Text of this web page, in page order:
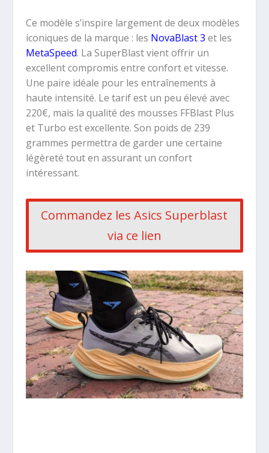
Ce modèle s’inspire largement de deux modèles
iconiques de la marque : les NovaBlast 3 et les
MetaSpeed. La SuperBlast vient offrir un
excellent compromis entre confort et vitesse.
Une paire idéale pour les entraînements à
haute intensité. Le tarif est un peu élevé avec
220€, mais la qualité des mousses FFBlast Plus
et Turbo est excellente. Son poids de 239
grammes permettra de garder une certaine
légèreté tout en assurant un confort
intéressant.
Commandez les Asics Superblast
via ce lien